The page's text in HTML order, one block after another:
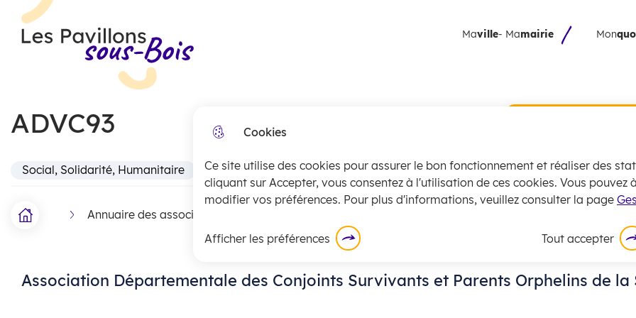
Cookies
Ce site utilise des cookies pour assurer le bon fonctionnement et réaliser des
cliquant sur Accepter, vous consentez à l'utilisation de ces cookies. Vous pouvez
modifier vos préférences. Pour plus d'informations, veuillez consulter la page
Afficher les préférences Tout accepter
Skip to menu Skip to site map
Collecte
juillet
La
Les Pavillons-sous-Bois
o
p
Maville- Mamairie Mon
ADVC93
Social, Solidarité, Humanitaire
FAccueil Annuaire des associations
Association Départementale des Conjoints Survivants et Parents Orphelins de la